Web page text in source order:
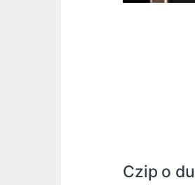
Czip o